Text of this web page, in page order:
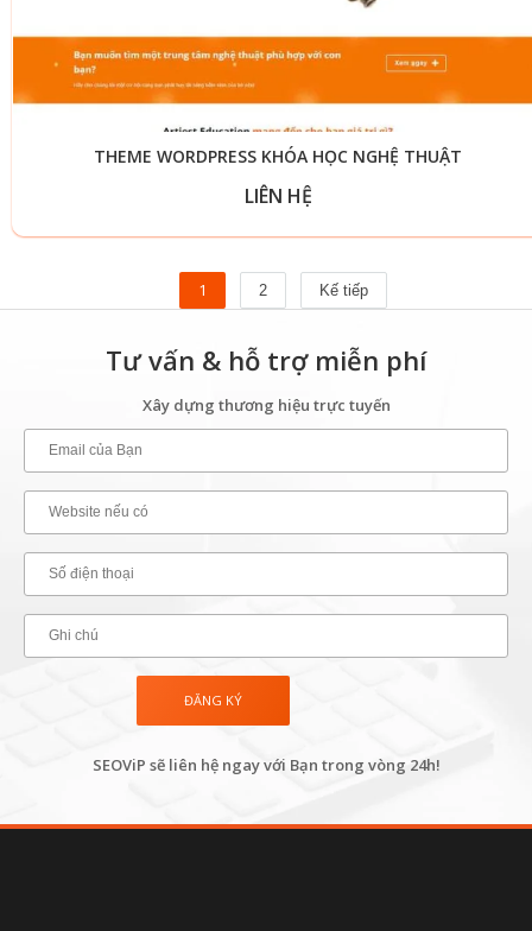
THEME WORDPRESS KHÓA HỌC NGHỆ THUẬT
LIÊN HỆ
1 2 Kế tiếp
Tư vấn & hỗ trợ miễn phí
Xây dựng thương hiệu trực tuyến
SEOViP sẽ liên hệ ngay với Bạn trong vòng 24h!